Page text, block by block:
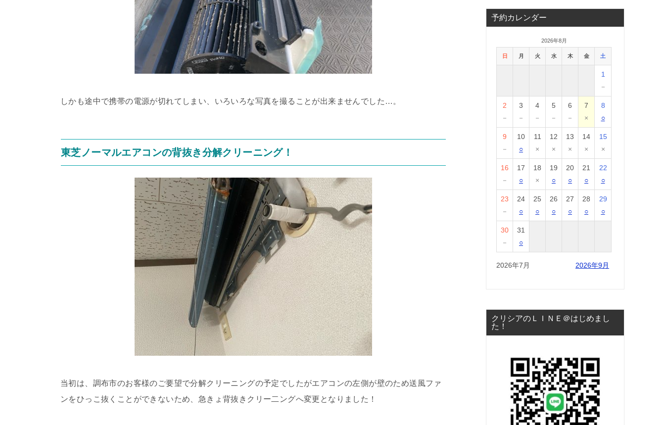
しかも途中で携帯の電源が切れてしまい、いろいろな写真を撮ることが出来ませんでした…。
東芝ノーマルエアコンの背抜き分解クリーニング！
当初は、調布市のお客様のご要望で分解クリーニングの予定でしたがエアコンの左側が壁のため送風ファ
ンをひっこ抜くことができないため、急きょ背抜きクリー二ングへ変更となりました！
予約カレンダー
2026年8月
日 月 火 水 木 金 土
1
－
2
－
3
－
4
－
5
－
6
－
7
×
8
○
9
－
10
○
11
×
12
×
13
×
14
×
15
×
16
－
17
○
18
×
19
○
20
○
21
○
22
○
23
－
24
○
25
○
26
○
27
○
28
○
29
○
30
－
31
○
2026年7月 2026年9月
クリシアのＬＩＮＥ＠はじめまし
た！